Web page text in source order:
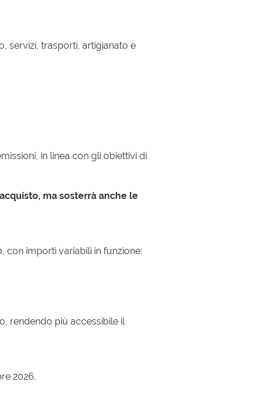
servizi, trasporti, artigianato e
in linea con gli obiettivi di
ma sosterrà anche le
con importi variabili in funzione:
rendendo più accessibile il
2026.